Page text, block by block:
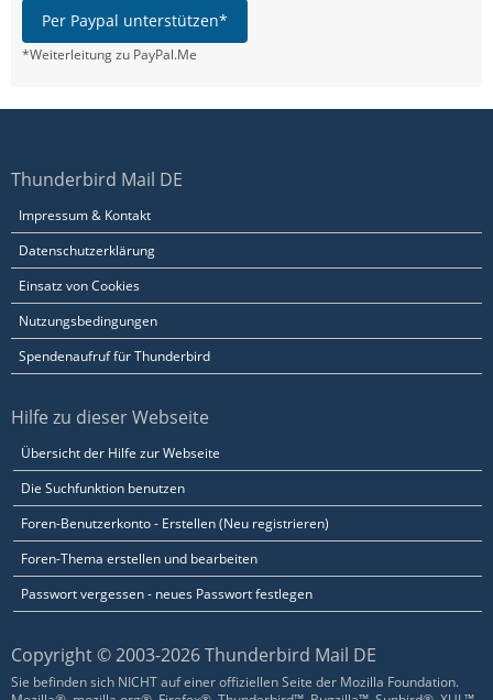
Per Paypal unterstützen*
*Weiterleitung zu PayPal.Me
Thunderbird Mail DE
Impressum & Kontakt
Datenschutzerklärung
Einsatz von Cookies
Nutzungsbedingungen
Spendenaufruf für Thunderbird
Hilfe zu dieser Webseite
Übersicht der Hilfe zur Webseite
Die Suchfunktion benutzen
Foren-Benutzerkonto - Erstellen (Neu registrieren)
Foren-Thema erstellen und bearbeiten
Passwort vergessen - neues Passwort festlegen
Copyright © 2003-2026 Thunderbird Mail DE
Sie befinden sich NICHT auf einer offiziellen Seite der Mozilla Foundation.